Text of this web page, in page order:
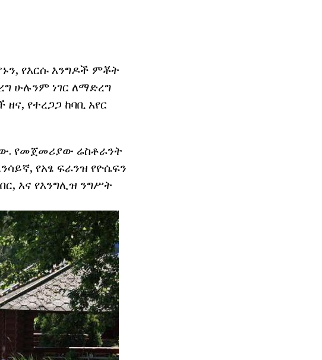
የእርሱ እንግዶች ምቾት
ሁሉንም ነገር ለማድረግ
የተረጋጋ ከባቢ አየር
የመጀመሪያው ሬስቶራንት
የአፄ ፍራንዝ የዮሴፍን
እና የእንግሊዝ ንግሥት